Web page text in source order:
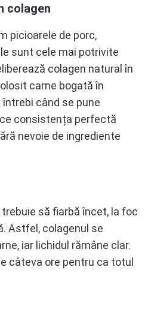
colagen
picioarele de porc,
sunt cele mai potrivite
colagen natural în
carne bogată în
când se pune
consistența perfectă
nevoie de ingrediente
să fiarbă încet, la foc
Astfel, colagenul se
iar lichidul rămâne clar.
câteva ore pentru ca totul